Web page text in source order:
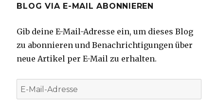
BLOG VIA E-MAIL ABONNIEREN
Gib deine E-Mail-Adresse ein, um dieses Blog
zu abonnieren und Benachrichtigungen über
neue Artikel per E-Mail zu erhalten.
E-
Mail-